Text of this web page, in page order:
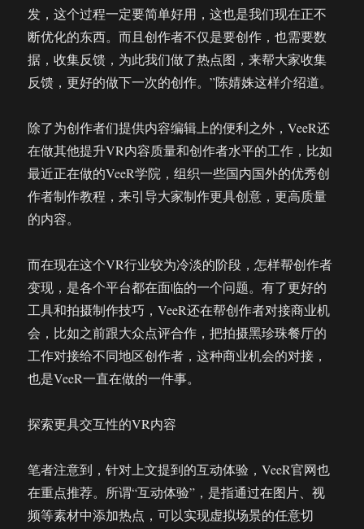
发，这个过程一定要简单好用，这也是我们现在正不
断优化的东西。而且创作者不仅是要创作，也需要数
据，收集反馈，为此我们做了热点图，来帮大家收集
反馈，更好的做下一次的创作。”陈婧姝这样介绍道。
除了为创作者们提供内容编辑上的便利之外，VeeR还
在做其他提升VR内容质量和创作者水平的工作，比如
最近正在做的VeeR学院，组织一些国内国外的优秀创
作者制作教程，来引导大家制作更具创意，更高质量
的内容。
而在现在这个VR行业较为冷淡的阶段，怎样帮创作者
变现，是各个平台都在面临的一个问题。有了更好的
工具和拍摄制作技巧，VeeR还在帮创作者对接商业机
会，比如之前跟大众点评合作，把拍摄黑珍珠餐厅的
工作对接给不同地区创作者，这种商业机会的对接，
也是VeeR一直在做的一件事。
探索更具交互性的VR内容
笔者注意到，针对上文提到的互动体验，VeeR官网也
在重点推荐。所谓“互动体验”，是指通过在图片、视
频等素材中添加热点，可以实现虚拟场景的任意切